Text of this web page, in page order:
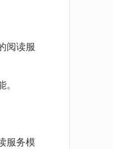
阅读服
服务模